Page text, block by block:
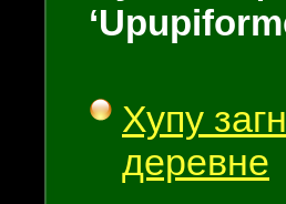
Хупу
деревне